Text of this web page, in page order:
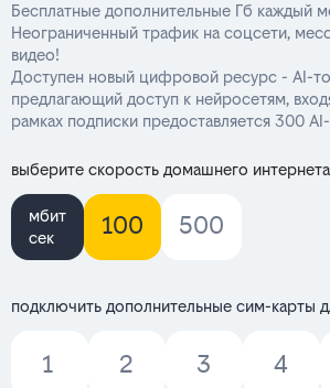
Бесплатные дополнительные Гб каждый
Неограниченный трафик на соцсети,
видео!
Доступен новый цифровой ресурс - AI-
предлагающий доступ к нейросетям,
рамках подписки предоставляется 300
выберите скорость домашнего интернета
мбит
сек
100 500
подключить дополнительные сим-карты
1 2 3 4